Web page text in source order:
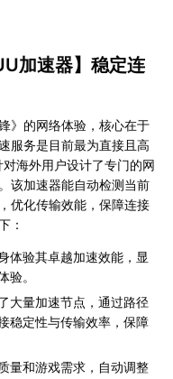
加速器】稳定连
》的网络体验，核心在于
服务是目前最为直接且高
对海外用户设计了专门的网
该加速器能自动检测当前
优化传输效能，保障连接
：
体验其卓越加速效能，显
验。
大量加速节点，通过路径
稳定性与传输效率，保障
量和游戏需求，自动调整